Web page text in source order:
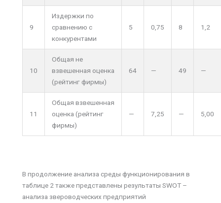
9
Издержки по
сравнению с
конкурентами
5 0,75 8 1,2
10
Общая не
взвешенная оценка
(рейтинг фирмы)
64 — 49 —
11
Общая взвешенная
оценка (рейтинг
фирмы)
— 7,25 — 5,00
В продолжение анализа среды функционирования в
таблице 2 также представлены результаты SWOT –
анализа звероводческих предприятий